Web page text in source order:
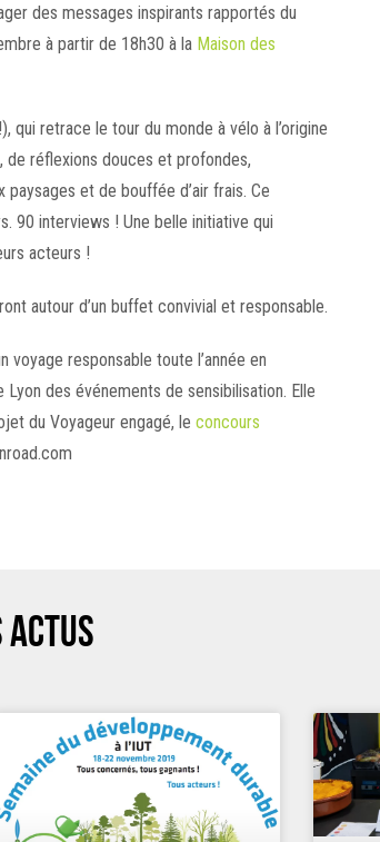
des messages inspirants rapportés du
à partir de 18h30 à la Maison des
qui retrace le tour du monde à vélo à l’origine
de réflexions douces et profondes,
paysages et de bouffée d’air frais. Ce
90 interviews ! Une belle initiative qui
acteurs !
autour d’un buffet convivial et responsable.
voyage responsable toute l’année en
des événements de sensibilisation. Elle
du Voyageur engagé, le concours
ACTUS